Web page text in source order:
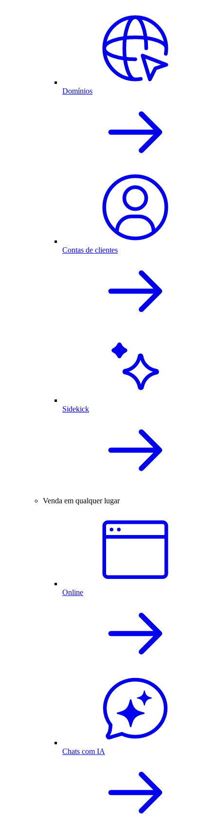
Domínios
Contas de clientes
Sidekick
Venda em qualquer lugar
Online
Chats com IA